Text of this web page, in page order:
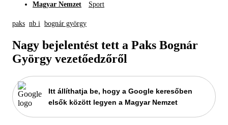
Magyar Nemzet Sport
paks nb i bognár györgy
Nagy bejelentést tett a Paks Bognár
György vezetőedzőről
Itt állíthatja be, hogy a Google keresőben
elsők között legyen a Magyar Nemzet